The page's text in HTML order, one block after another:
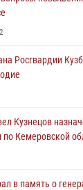
попытку
2
Росгвардии
Кузнецов
Кемеровской
в память о